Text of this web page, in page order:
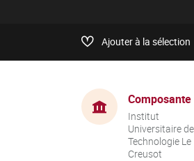
Ajouter à la sélection
Composante
Institut
Universitaire de
Technologie Le
Creusot